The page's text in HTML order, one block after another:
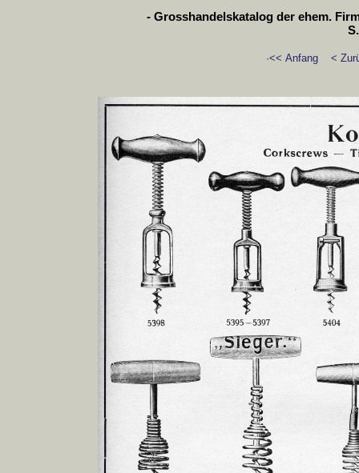
- Grosshandelskatalog der ehem.
·<< Anfang <